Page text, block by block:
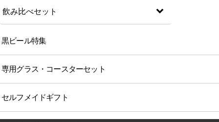
飲み比べセット
黒ビール特集
専用グラス・コースターセット
セルフメイドギフト